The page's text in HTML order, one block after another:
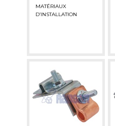
MATÉRIAUX
D’INSTALLATION